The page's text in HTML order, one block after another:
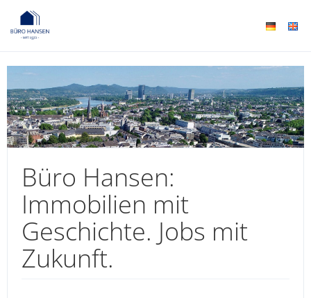
Büro Hansen:
Immobilien mit
Geschichte. Jobs mit
Zukunft.